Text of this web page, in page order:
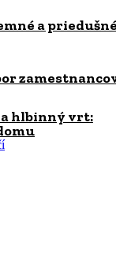
a
a hlbinný vrt: